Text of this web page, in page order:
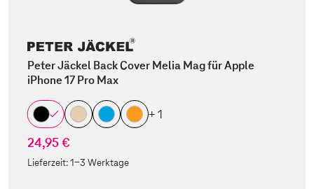
Peter Jäckel Back Cover Melia Mag für Apple
iPhone 17 Pro Max
+ 1
24,95 €
Lieferzeit:1-3 Werktage